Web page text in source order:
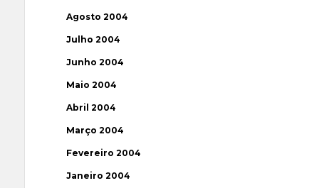
Agosto 2004
Julho 2004
Junho 2004
Maio 2004
Abril 2004
Março 2004
Fevereiro 2004
Janeiro 2004